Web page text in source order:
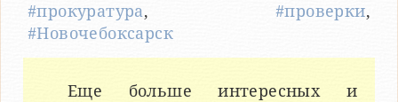
#прокуратура, #проверки,
#Новочебоксарск
Еще больше интересных и